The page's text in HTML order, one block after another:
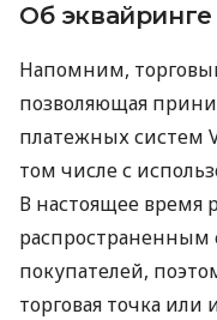
Об эквайринге
Напомним,
позволяющая
платежных систем
том числе с
В настоящее время
распространенным
покупателей,
торговая точка